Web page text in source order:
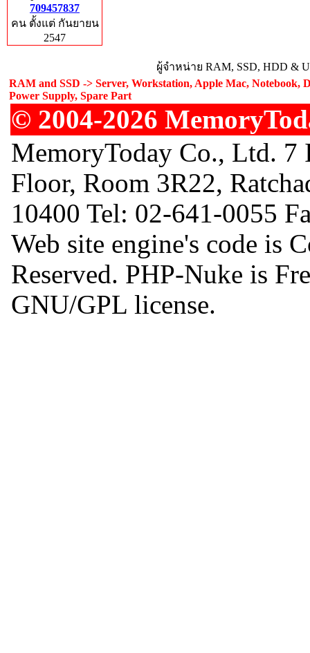
709457837
คน ตั้งแต่ กันยายน
2547
ผู้จำหน่าย RAM, SSD, HDD &
RAM and SSD -> Server, Workstation, Apple Mac, Notebook,
Power Supply, Spare Part
© 2004-2026
MemoryToday Co., Ltd.
Floor, Room 3R22,
10400 Tel: 02-641-0055
Web site engine's code is
Reserved. PHP-Nuke is
GNU/GPL license.